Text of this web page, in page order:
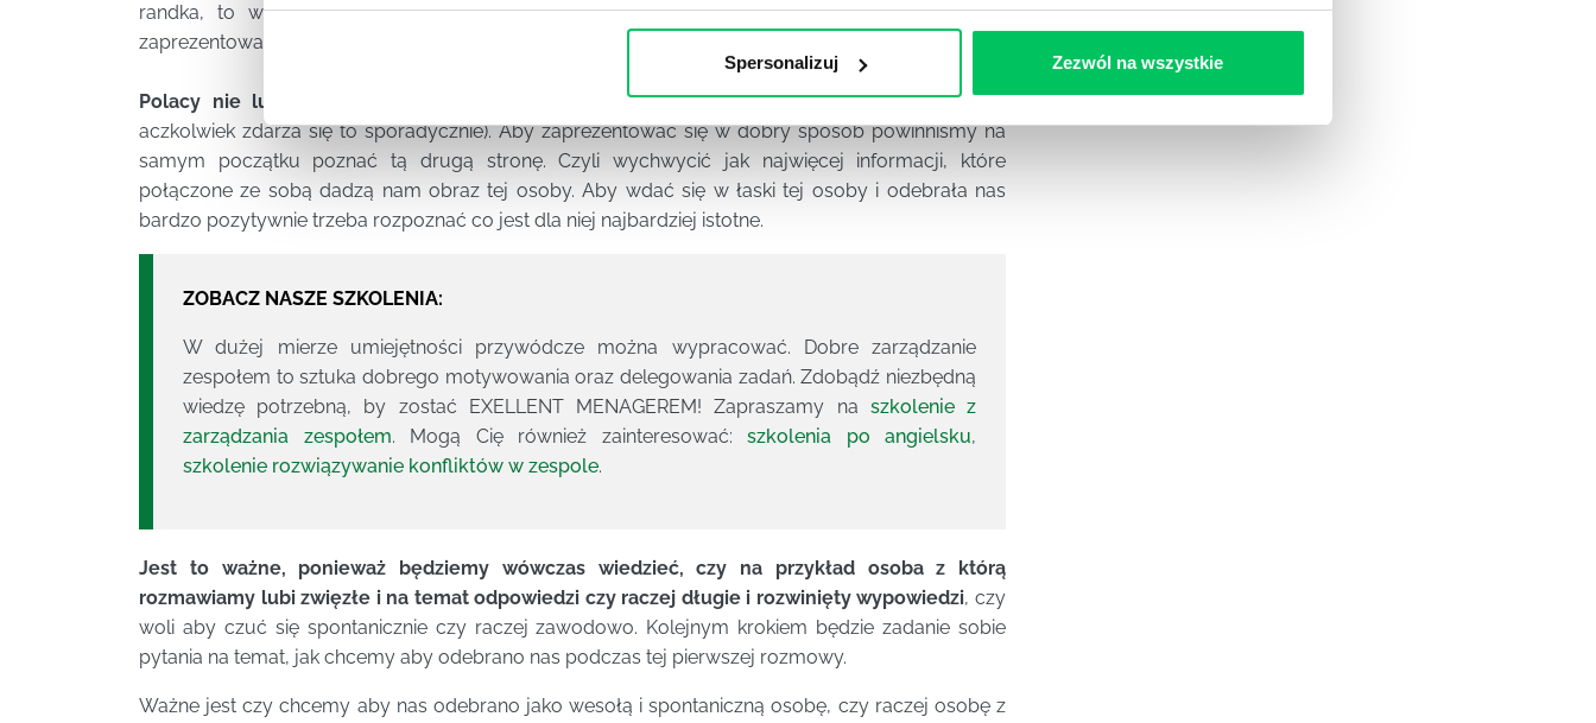
Spersonalizuj Zezwól na wszystkie
randka, to warto zadbać o naszą autoprezentację. Autoprezentacja jest to nic innego jak
zaprezentowanie własnej osoby w jak najlepszym świetle.
Polacy nie lubią wychwalać sami siebie
(czasami zdarzają się nieliczne wyjątki od reguły,
aczkolwiek zdarza się to sporadycznie). Aby zaprezentować się w dobry sposób powinniśmy na
samym początku poznać tą drugą stronę. Czyli wychwycić jak najwięcej informacji, które
połączone ze sobą dadzą nam obraz tej osoby. Aby wdać się w łaski tej osoby i odebrała nas
bardzo pozytywnie trzeba rozpoznać co jest dla niej najbardziej istotne.
ZOBACZ NASZE SZKOLENIA:
W dużej mierze umiejętności przywódcze można wypracować. Dobre zarządzanie
zespołem to sztuka dobrego motywowania oraz delegowania zadań. Zdobądź niezbędną
wiedzę potrzebną, by zostać EXELLENT MENAGEREM! Zapraszamy na szkolenie z
zarządzania zespołem. Mogą Cię również zainteresować: szkolenia po angielsku,
szkolenie rozwiązywanie konfliktów w zespole.
Jest to ważne, ponieważ będziemy wówczas wiedzieć, czy na przykład osoba z którą
rozmawiamy lubi zwięzłe i na temat odpowiedzi czy raczej długie i rozwinięty wypowiedzi, czy
woli aby czuć się spontanicznie czy raczej zawodowo. Kolejnym krokiem będzie zadanie sobie
pytania na temat, jak chcemy aby odebrano nas podczas tej pierwszej rozmowy.
Ważne jest czy chcemy aby nas odebrano jako wesołą i spontaniczną osobę, czy raczej osobę z